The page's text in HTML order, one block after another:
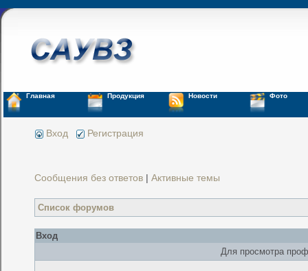
Главная Продукция Новости Фото
Вход Регистрация
Сообщения без ответов |Активные темы
Список форумов
Вход
Для просмотра